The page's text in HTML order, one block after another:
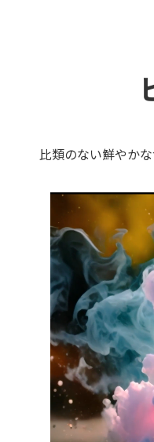
比類のない鮮やか